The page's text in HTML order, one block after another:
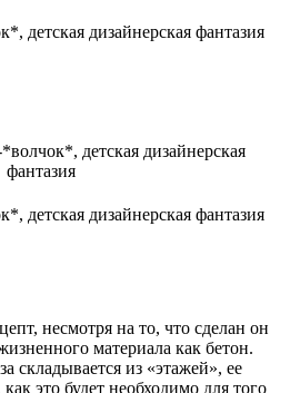
детская дизайнерская фантазия
детская дизайнерская фантазия
несмотря на то, что сделан он
материала как бетон.
складывается из «этажей», ее
это будет необходимо для того